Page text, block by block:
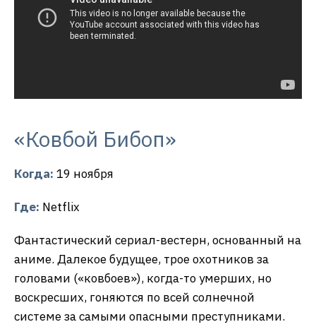
«Ковбой Бибоп»
Когда: 19 ноября
Где: Netflix
Фантастический сериал-вестерн, основанный на
аниме. Далекое будущее, трое охотников за
головами («ковбоев»), когда-то умерших, но
воскресших, гоняются по всей солнечной
системе за самыми опасными преступниками.